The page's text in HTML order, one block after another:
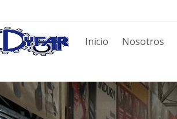
Inicio Nosotros